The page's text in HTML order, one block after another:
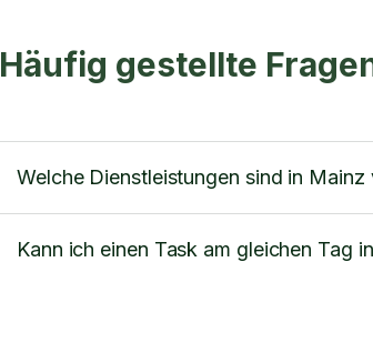
Häufig gestellte
Welche Dienstleistungen sind in Mainz
Kann ich einen Task am gleichen Tag